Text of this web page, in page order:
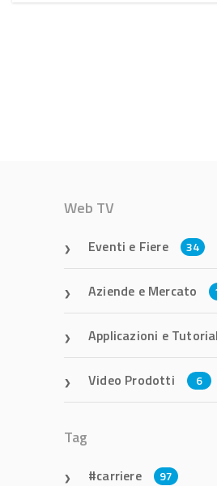
Web TV
Eventi e Fiere 34
Aziende e Mercato
Applicazioni e Tutorial
Video Prodotti 6
Tag
carriere 97